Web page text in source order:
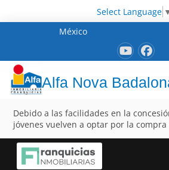
Select Language
México
Alfa Nova
Debido a las facilidades en la
jóvenes vuelven a optar por la